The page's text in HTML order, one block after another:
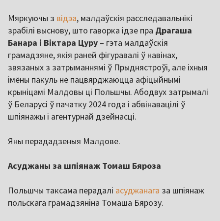
Мяркуючы з відэа, малдаўскія расследавальнікі
зрабілі выснову, што гаворка ідзе пра Драгаша
Банара і Віктара Цуру – гэта малдаўскія
грамадзяне, якія раней фігуравалі ў навінах,
звязаных з затрыманнямі ў Прыднястроўі, але іхныя
імёны пакуль не пацвярджаюцца афіцыйнымі
крыніцамі Малдовы ці Польшчы. Абодвух затрымалі
ў Беларусі ў пачатку 2024 года і абвінавацілі ў
шпіянажы і агентурнай дзейнасці.
Яны перададзеныя Малдове.
Асуджаны за шпіянаж Томаш Бяроза
Польшчы таксама перадалі асуджанага за шпіянаж
польскага грамадзяніна Томаша Бярозу.